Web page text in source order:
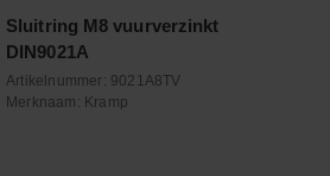
Sluitring M8 vuurverzinkt
DIN9021A
Artikelnummer: 9021A8TV
Merknaam: Kramp